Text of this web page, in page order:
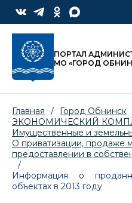
ПОРТАЛ
МО «ГОРОД
Главная / Город Обнинск
ЭКОНОМИЧЕСКИЙ
Имущественные и
О приватизации, продаже
предоставлении в
/
Информация о
объектах в 2013 году